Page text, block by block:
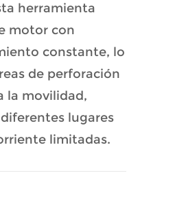
herramienta
motor con
constante, lo
de perforación
la movilidad,
lugares
limitadas.